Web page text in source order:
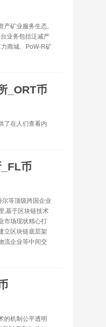
产矿业服务生态,
业务包括泛减产
商城、PoW-R矿
_ORT币
了在人们查看内
币
等顶级跨国企业
,基于区块链技术
市场现状精心打
立区块链底层架
流企业等中间交
的机制公平透明